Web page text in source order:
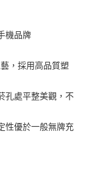
行
銀行
銀行
商業銀行
機品牌
，採用高品質塑
孔處平整美觀，不
性優於一般無牌充